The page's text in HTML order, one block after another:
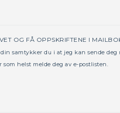
OG FÅ OPPSKRIFTENE I
din samtykker du i at jeg kan sende
helst melde deg av e-postlisten.